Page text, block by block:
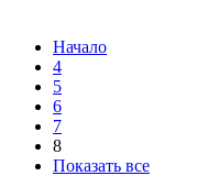
Начало
4
5
6
7
8
Показать все